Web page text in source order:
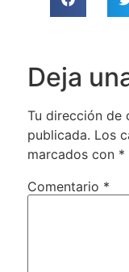
Deja
Tu dirección de
publicada. Los
marcados con *
Comentario *